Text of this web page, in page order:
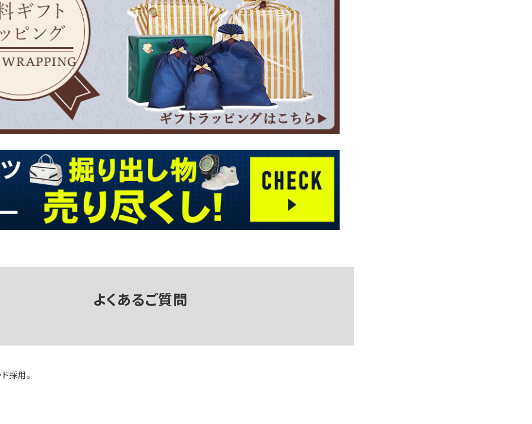
よくあるご質問
採用。